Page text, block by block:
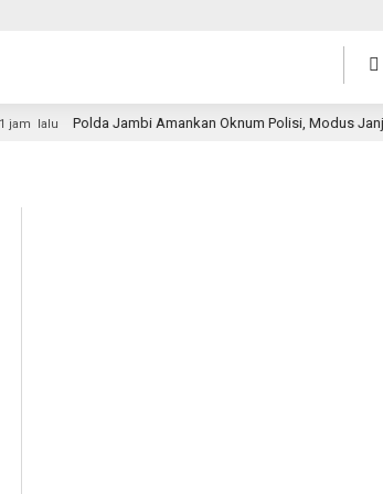
Polda Jambi Amankan Oknum Polisi, Modus Janji Lulus